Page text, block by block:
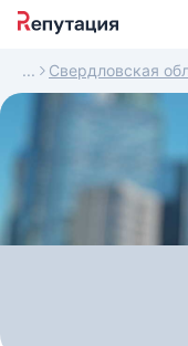
Свердловская